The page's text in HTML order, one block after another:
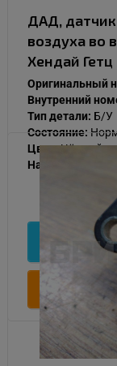
ДАД,
воздуха во
Хендай Гетц
Оригинальный
Внутренний
Тип детали: Б/У
Состояние:
Цвет:Чёрный
Наличие:
В